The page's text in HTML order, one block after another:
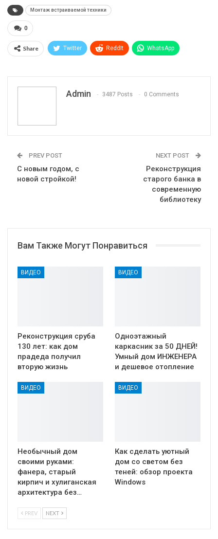
Монтаж встраиваемой техники
0
Share Twitter ReddIt WhatsApp
Admin 3487 Posts 0 Comments
PREV POST
С новым годом, с
новой стройкой!
NEXT POST
Реконструкция
старого банка в
современную
библиотеку
Вам Также Могут Понравиться
ВИДЕО
Реконструкция сруба
130 лет: как дом
прадеда получил
вторую жизнь
ВИДЕО
Одноэтажный
каркасник за 50 ДНЕЙ!
Умный дом ИНЖЕНЕРА
и дешевое отопление
ВИДЕО
Необычный дом
своими руками:
фанера, старый
кирпич и хулиганская
архитектура без…
ВИДЕО
Как сделать уютный
дом со светом без
теней: обзор проекта
Windows
PREV NEXT